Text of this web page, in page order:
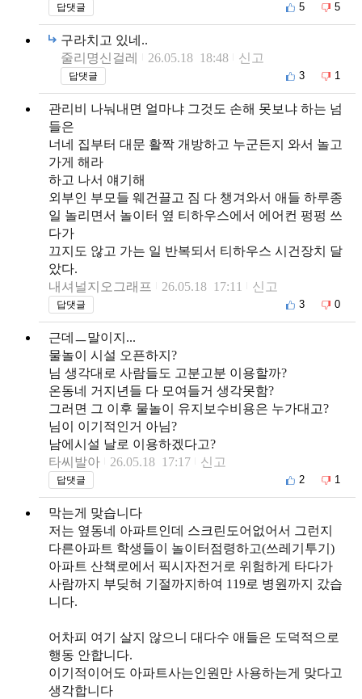
답댓글 5 5
구라치고 있네..
줄리명신걸레
26.05.18 18:48 신고
답댓글 3 1
관리비 나눠내면 얼마냐 그것도 손해 못보냐 하는 넘
들은
너네 집부터 대문 활짝 개방하고 누군든지 와서 놀고
가게 해라
하고 나서 얘기해
외부인 부모들 웨건끌고 짐 다 챙겨와서 애들 하루종
일 놀리면서 놀이터 옆 티하우스에서 에어컨 펑펑 쓰
다가
끄지도 않고 가는 일 반복되서 티하우스 시건장치 달
았다.
내셔널지오그래프
26.05.18 17:11 신고
답댓글 3 0
근데ㅡ말이지...
물놀이 시설 오픈하지?
님 생각대로 사람들도 고분고분 이용할까?
온동네 거지년들 다 모여들거 생각못함?
그러면 그 이후 물놀이 유지보수비용은 누가대고?
님이 이기적인거 아님?
남에시설 날로 이용하겠다고?
타씨발아
26.05.18 17:17 신고
답댓글 2 1
막는게 맞습니다
저는 옆동네 아파트인데 스크린도어없어서 그런지
다른아파트 학생들이 놀이터점령하고(쓰레기투기)
아파트 산책로에서 픽시자전거로 위험하게 타다가
사람까지 부딪혀 기절까지하여 119로 병원까지 갔습
니다.
어차피 여기 살지 않으니 대다수 애들은 도덕적으로
행동 안합니다.
이기적이어도 아파트사는인원만 사용하는게 맞다고
생각합니다